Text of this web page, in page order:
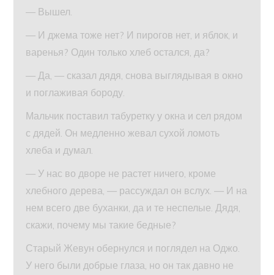
— Вышел.
— И джема тоже нет? И пирогов нет, и яблок, и
варенья? Один только хлеб остался, да?
— Да, — сказал дядя, снова выглядывая в окно
и поглаживая бороду.
Мальчик поставил табуретку у окна и сел рядом
с дядей. Он медленно жевал сухой ломоть
хлеба и думал.
— У нас во дворе не растет ничего, кроме
хлебного дерева, — рассуждал он вслух. — И на
нем всего две буханки, да и те неспелые. Дядя,
скажи, почему мы такие бедные?
Старый Жевун обернулся и поглядел на Оджо.
У него были добрые глаза, но он так давно не